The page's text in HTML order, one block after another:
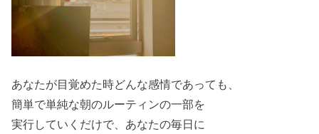
あなたが目覚めた時どんな感情であっても、
簡単で単純な朝のルーティンの一部を
実行していくだけで、あなたの毎日に